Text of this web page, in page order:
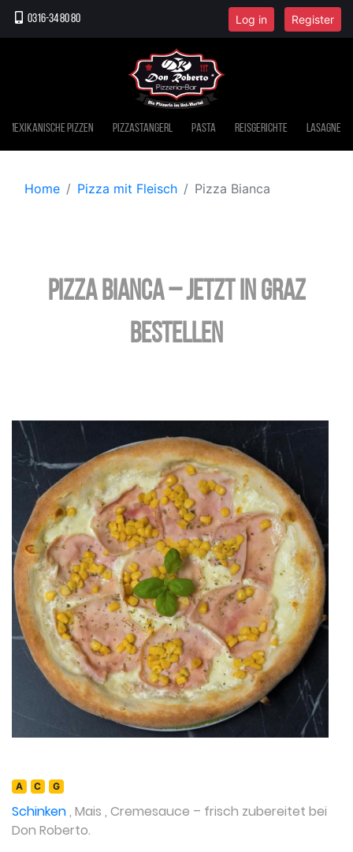
0316-34 80 80 Log in Register
Mexikanische Pizzen Pizzastangerl Pasta Reisgerichte Lasagne
Home Pizza mit Fleisch Pizza Bianca
Pizza Bianca – jetzt in Graz
bestellen
A C G
Schinken, Mais , Cremesauce – frisch zubereitet bei
Don Roberto.